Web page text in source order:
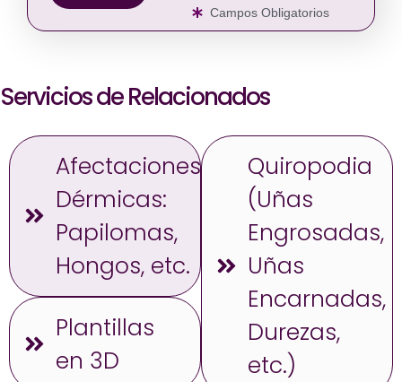
Campos Obligatorios
Servicios de Relacionados
Afectaciones
Dérmicas:
Papilomas,
Hongos, etc.
Plantillas
en 3D
Quiropodia
(Uñas
Engrosadas,
Uñas
Encarnadas,
Durezas,
etc.)